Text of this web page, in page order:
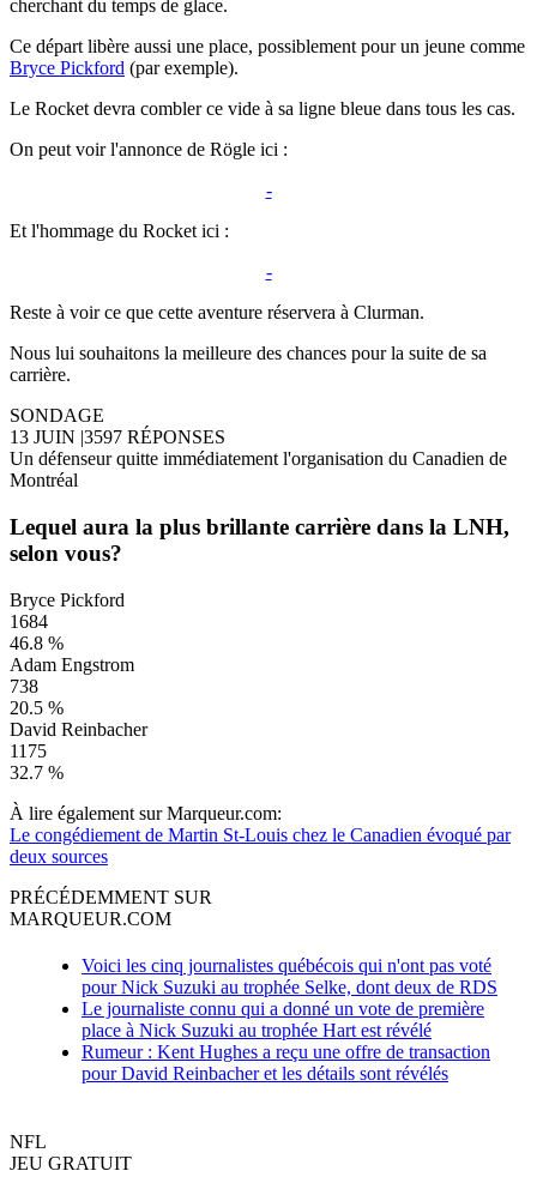
cherchant du temps de glace.
Ce départ libère aussi une place, possiblement pour un jeune comme
Bryce Pickford (par exemple).
Le Rocket devra combler ce vide à sa ligne bleue dans tous les cas.
On peut voir l'annonce de Rögle ici :
-
Et l'hommage du Rocket ici :
-
Reste à voir ce que cette aventure réservera à Clurman.
Nous lui souhaitons la meilleure des chances pour la suite de sa
carrière.
SONDAGE
13 JUIN |3597 RÉPONSES
Un défenseur quitte immédiatement l'organisation du Canadien de
Montréal
Lequel aura la plus brillante carrière dans la LNH,
selon vous?
Bryce Pickford
1684
46.8 %
Adam Engstrom
738
20.5 %
David Reinbacher
1175
32.7 %
À lire également sur Marqueur.com:
Le congédiement de Martin St-Louis chez le Canadien évoqué par
deux sources
PRÉCÉDEMMENT SUR
MARQUEUR.COM
Voici les cinq journalistes québécois qui n'ont pas voté
pour Nick Suzuki au trophée Selke, dont deux de RDS
Le journaliste connu qui a donné un vote de première
place à Nick Suzuki au trophée Hart est révélé
Rumeur : Kent Hughes a reçu une offre de transaction
pour David Reinbacher et les détails sont révélés
NFL
JEU GRATUIT